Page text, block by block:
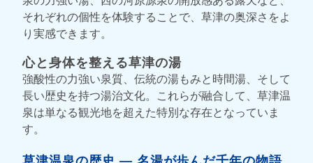
それぞれの個性を体験することで、草津の奥深さをよ
り実感できます。
心と身体を整える草津の湯
強酸性の力強い泉質、伝統の湯もみと時間湯、そして
長い歴史を持つ湯治文化。これらが融合して、草津温
泉は単なる観光地を超えた特別な存在となっていま
す。